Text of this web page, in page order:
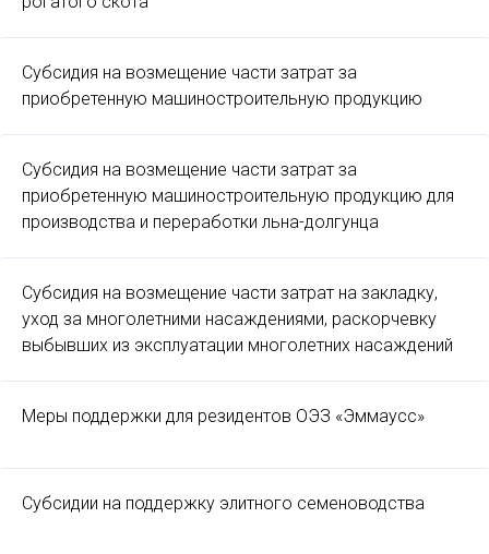
Субсидия на возмещение части затрат за
приобретенную машиностроительную продукцию
Субсидия на возмещение части затрат за
приобретенную машиностроительную продукцию для
производства и переработки льна-долгунца
Субсидия на возмещение части затрат на закладку,
уход за многолетними насаждениями, раскорчевку
выбывших из эксплуатации многолетних насаждений
Меры поддержки для резидентов ОЭЗ «Эммаусс»
Субсидии на поддержку элитного семеноводства